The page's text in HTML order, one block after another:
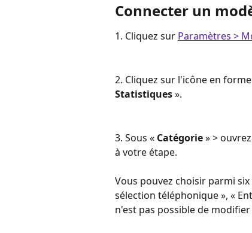
Connecter un
1. Cliquez sur Paramètres >
2. Cliquez sur l'icône en
Statistiques ».
3. Sous « Catégorie » >
à votre étape.
Vous pouvez choisir parmi six
sélection téléphonique », «
n'est pas possible de